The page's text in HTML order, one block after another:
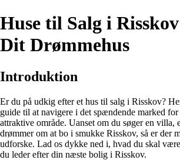
Huse til Salg i
Dit Drømmehus
Introduktion
Er du på udkig efter et hus til salg i Risskov?
guide til at navigere i det spændende marked
attraktive område. Uanset om du søger en villa,
drømmer om at bo i smukke Risskov, så er der
udforske. Lad os dykke ned i, hvad du skal
du leder efter din næste bolig i Risskov.